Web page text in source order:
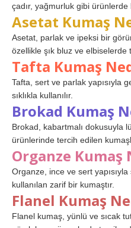
çadır, yağmurluk gibi ürünlerde
Asetat Kumaş
Asetat, parlak ve ipeksi bir
özellikle şık bluz ve elbiselerde
Tafta Kumaş
Tafta, sert ve parlak yapısıyla
sıklıkla kullanılır.
Brokad Kumaş
Brokad, kabartmalı dokusuyla
ürünlerinde tercih edilen
Organze Kumaş
Organze, ince ve sert
kullanılan zarif bir kumaştır.
Flanel Kumaş
Flanel kumaş, yünlü ve sıcak